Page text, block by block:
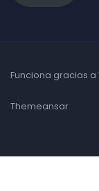
Funciona gracias a
Themeansar